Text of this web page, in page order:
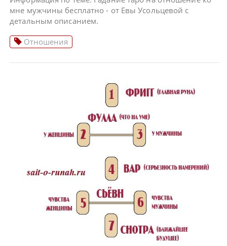
мне мужчины бесплатно - от Евы Усольцевой с
детальным описанием.
Отношения